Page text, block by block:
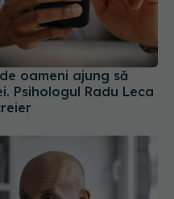
Psihologul Radu Leca